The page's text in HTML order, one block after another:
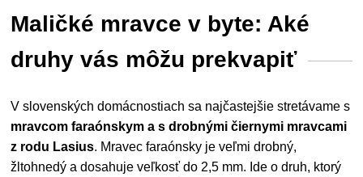
Maličké mravce v byte: Aké
druhy vás môžu prekvapiť
V slovenských domácnostiach sa najčastejšie stretávame s
mravcom faraónskym a s drobnými čiernymi mravcami
z rodu Lasius. Mravec faraónsky je veľmi drobný,
žltohnedý a dosahuje veľkosť do 2,5 mm. Ide o druh, ktorý